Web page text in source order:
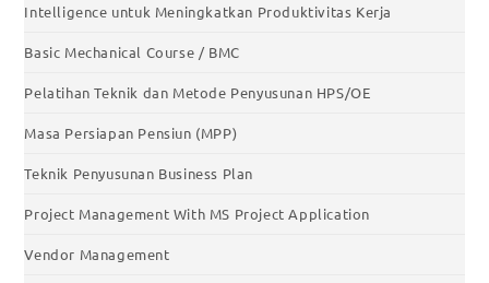
Intelligence untuk Meningkatkan Produktivitas Kerja
Basic Mechanical Course / BMC
Pelatihan Teknik dan Metode Penyusunan HPS/OE
Masa Persiapan Pensiun (MPP)
Teknik Penyusunan Business Plan
Project Management With MS Project Application
Vendor Management